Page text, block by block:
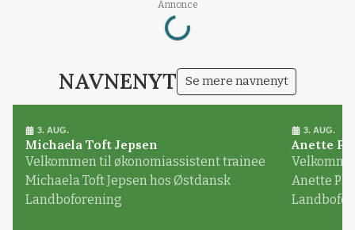
Annonce
NAVNENYT Se mere navnenyt
3. AUG.
Michaela Toft Jepsen
Velkommen til økonomiassistent trainee
Michaela Toft Jepsen hos Østdansk
Landboforening
3. AUG.
Anette
Anette